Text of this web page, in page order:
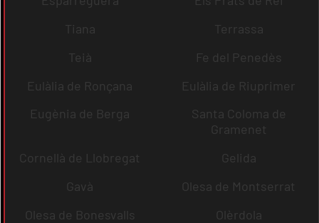
Tiana
Terrassa
Teià
Fe del Penedès
Eulàlia de Ronçana
Eulàlia de Riuprimer
Eugènia de Berga
Santa Coloma de
Gramenet
Cornellà de Llobregat
Gelida
Gavà
Olesa de Montserrat
Olesa de Bonesvalls
Olèrdola